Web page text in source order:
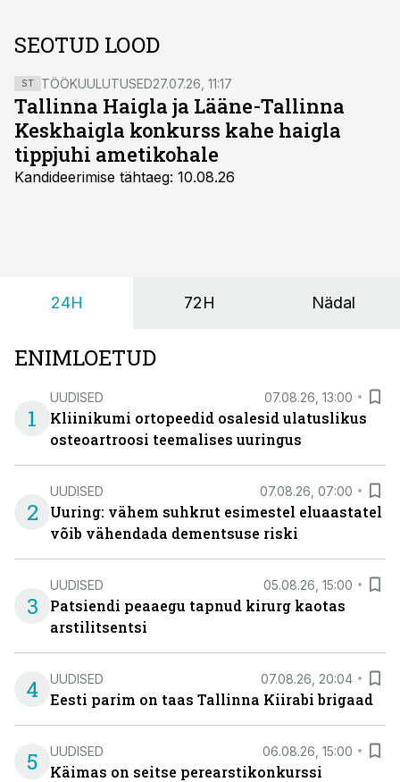
SEOTUD LOOD
ST TÖÖKUULUTUSED27.07.26, 11:17
Tallinna Haigla ja Lääne-Tallinna
Keskhaigla konkurss kahe haigla
tippjuhi ametikohale
Kandideerimise tähtaeg: 10.08.26
24H 72H Nädal
ENIMLOETUD
1
UUDISED 07.08.26, 13:00
Kliinikumi ortopeedid osalesid ulatuslikus
osteoartroosi teemalises uuringus
2
UUDISED 07.08.26, 07:00
Uuring: vähem suhkrut esimestel eluaastatel
võib vähendada dementsuse riski
3
UUDISED 05.08.26, 15:00
Patsiendi peaaegu tapnud kirurg kaotas
arstilitsentsi
4 UUDISED 07.08.26, 20:04
Eesti parim on taas Tallinna Kiirabi brigaad
5 UUDISED 06.08.26, 15:00
Käimas on seitse perearstikonkurssi